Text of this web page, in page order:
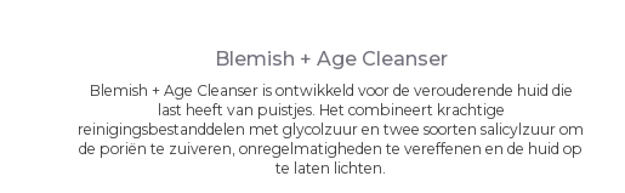
Blemish + Age Cleanser
Blemish + Age Cleanser is ontwikkeld voor de verouderende huid die
last heeft van puistjes. Het combineert krachtige
reinigingsbestanddelen met glycolzuur en twee soorten salicylzuur om
de poriën te zuiveren, onregelmatigheden te vereffenen en de huid op
te laten lichten.